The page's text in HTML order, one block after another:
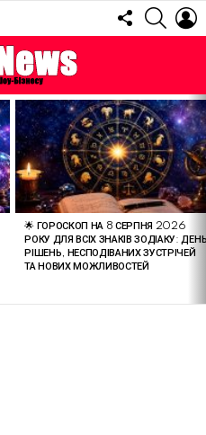
FOLLOW
US
🌟 ГОРОСКОП НА 8 СЕРПНЯ 2026
РОКУ ДЛЯ ВСІХ ЗНАКІВ ЗОДІАКУ:
РІШЕНЬ, НЕСПОДІВАНИХ ЗУСТРІЧЕЙ
ТА НОВИХ МОЖЛИВОСТЕЙ